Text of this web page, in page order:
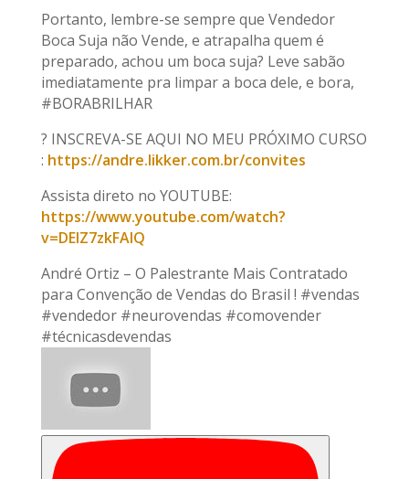
Portanto, lembre-se sempre que Vendedor
Boca Suja não Vende, e atrapalha quem é
preparado, achou um boca suja? Leve sabão
imediatamente pra limpar a boca dele, e bora,
#BORABRILHAR
? INSCREVA-SE AQUI NO MEU PRÓXIMO CURSO
: https://andre.likker.com.br/convites
Assista direto no YOUTUBE:
https://www.youtube.com/watch?
v=DEIZ7zkFAIQ
André Ortiz – O Palestrante Mais Contratado
para Convenção de Vendas do Brasil ! #vendas
#vendedor #neurovendas #comovender
#técnicasdevendas